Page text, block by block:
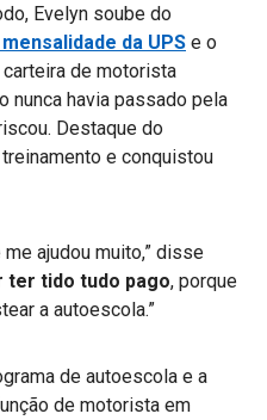
Evelyn soube do
da UPS e o
de motorista
nunca havia passado pela
Destaque do
e conquistou
ajudou muito,” disse
ter tido tudo pago, porque
a autoescola.”
de autoescola e a
de motorista em